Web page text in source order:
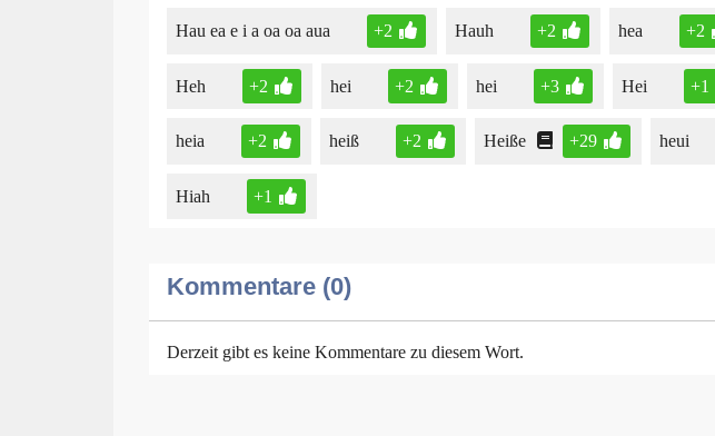
Hau ea e i a oa oa aua +2 Hauh +2 hea +2
Heh +2 hei +2 hei +3 Hei +1
heia +2 heiß +2 Heiße +29 heui
Hiah +1
Kommentare (0)
Derzeit gibt es keine Kommentare zu diesem Wort.